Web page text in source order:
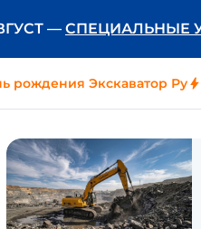
— СПЕЦИАЛЬНЫЕ
рождения Экскаватор Ру